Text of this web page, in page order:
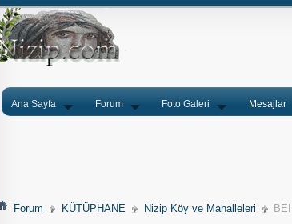
Ana Sayfa Forum Foto Galeri Mesajlar
Forum KÜTÜPHANE Nizip Köy ve Mahalleleri